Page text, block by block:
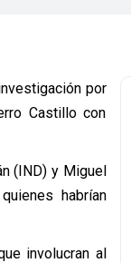
por
Castillo con
(IND) y Miguel
habrían
involucran al